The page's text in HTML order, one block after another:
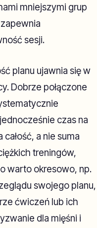
mniejszymi grup
sesji.
planu ujawnia się w
Dobrze połączone
czas na
całość, a nie suma
treningów,
warto okresowo, np.
swojego planu,
ćwiczeń lub ich
dla mięśni i